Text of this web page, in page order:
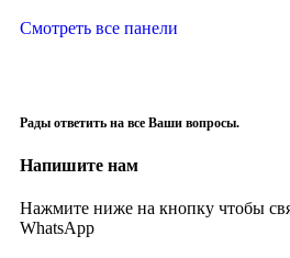
Смотреть все панели
Рады ответить на все Ваши вопросы.
Напишите нам
Нажмите ниже на кнопку чтобы
WhatsApp